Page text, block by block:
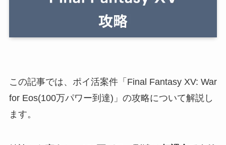
この記事では、ポイ活案件「Final Fantasy XV: War
for Eos(100万パワー到達)」の攻略について解説し
ます。